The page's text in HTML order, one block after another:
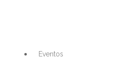
Eventos